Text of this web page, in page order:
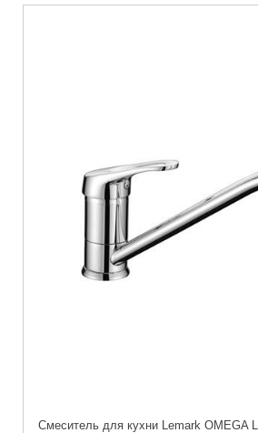
Cмеситель для кухни Lemark OMEGA